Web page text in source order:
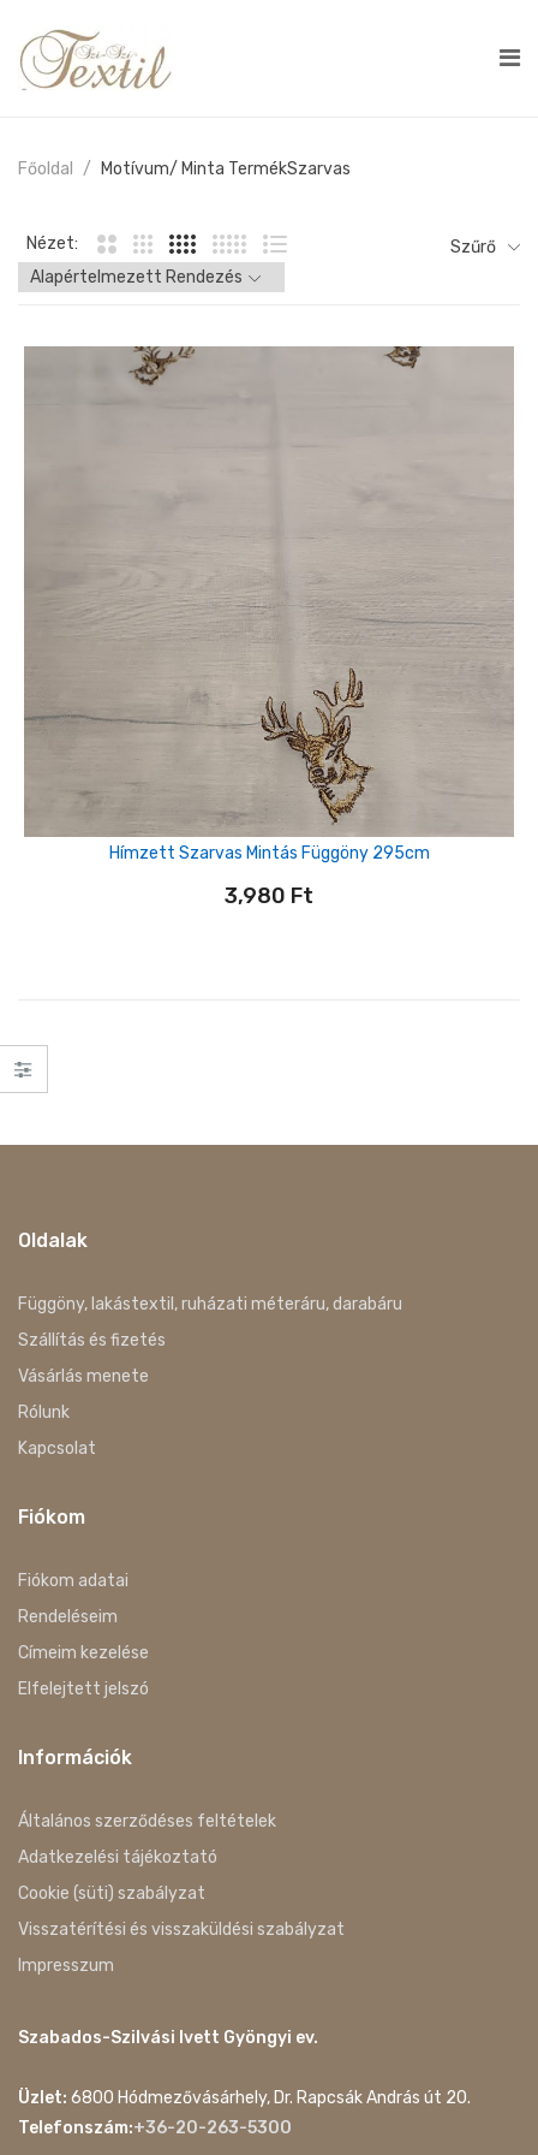
Főoldal Motívum/ Minta TermékSzarvas
Nézet: Szűrő
Hímzett Szarvas Mintás Függöny 295cm
3,980 Ft
Oldalak
Függöny, lakástextil, ruházati méteráru, darabáru
Szállítás és fizetés
Vásárlás menete
Rólunk
Kapcsolat
Fiókom
Fiókom adatai
Rendeléseim
Címeim kezelése
Elfelejtett jelszó
Információk
Általános szerződéses feltételek
Adatkezelési tájékoztató
Cookie (süti) szabályzat
Visszatérítési és visszaküldési szabályzat
Impresszum
Szabados-Szilvási Ivett Gyöngyi ev.
Üzlet: 6800 Hódmezővásárhely, Dr. Rapcsák András út 20.
Telefonszám:+36-20-263-5300